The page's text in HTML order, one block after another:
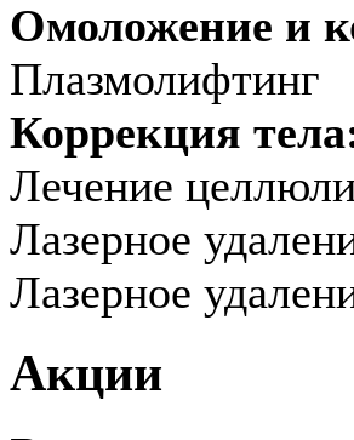
Омоложение и
Плазмолифтинг
Коррекция
Лечение
Лазерное
Лазерное
Акции